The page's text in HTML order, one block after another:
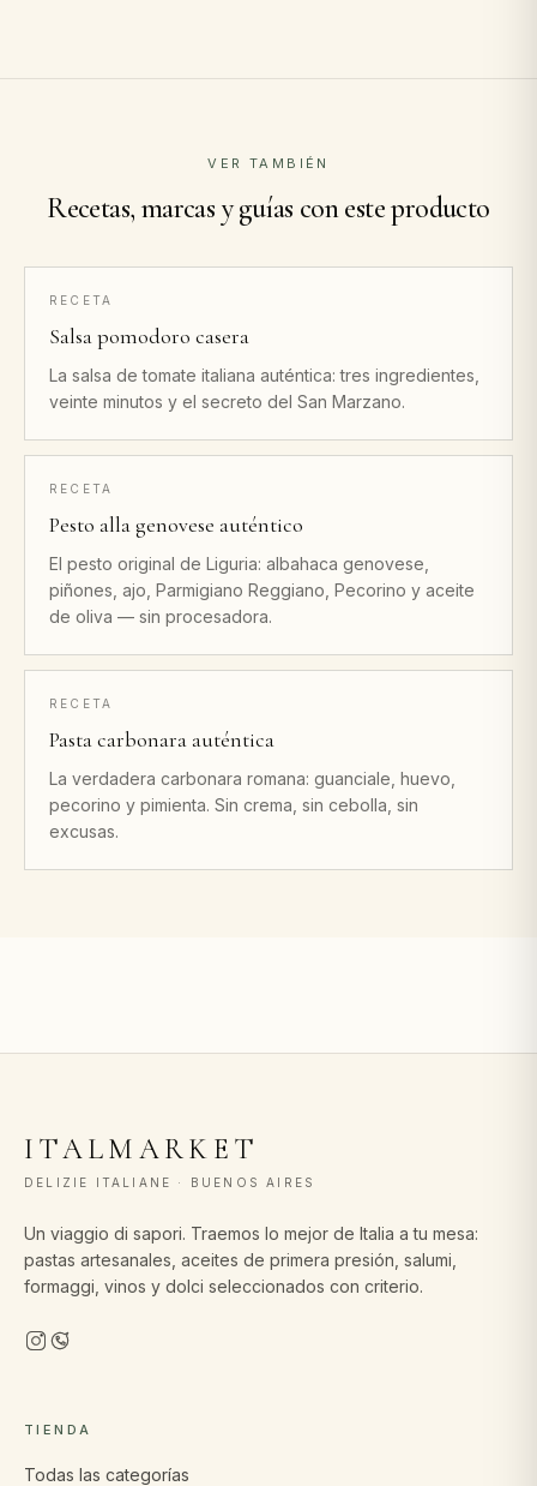
VER TAMBIÉN
Recetas, marcas y guías con este producto
RECETA
Salsa pomodoro casera
La salsa de tomate italiana auténtica: tres ingredientes,
veinte minutos y el secreto del San Marzano.
RECETA
Pesto alla genovese auténtico
El pesto original de Liguria: albahaca genovese,
piñones, ajo, Parmigiano Reggiano, Pecorino y aceite
de oliva — sin procesadora.
RECETA
Pasta carbonara auténtica
La verdadera carbonara romana: guanciale, huevo,
pecorino y pimienta. Sin crema, sin cebolla, sin
excusas.
ITALMARKET
DELIZIE ITALIANE · BUENOS AIRES
Un viaggio di sapori. Traemos lo mejor de Italia a tu mesa:
pastas artesanales, aceites de primera presión, salumi,
formaggi, vinos y dolci seleccionados con criterio.
TIENDA
Todas las categorías